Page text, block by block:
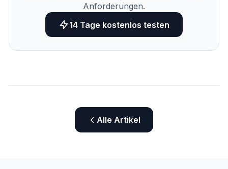
Anforderungen.
14 Tage kostenlos testen
Alle Artikel